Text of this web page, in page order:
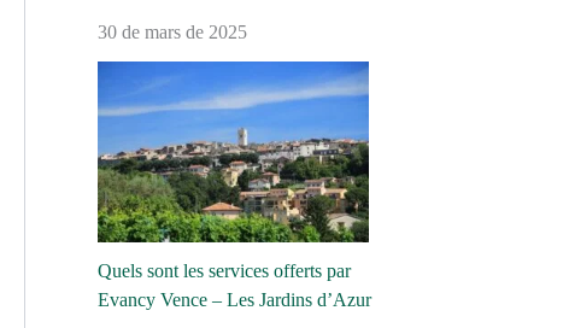
30 de mars de 2025
Quels sont les services offerts par
Evancy Vence – Les Jardins d’Azur